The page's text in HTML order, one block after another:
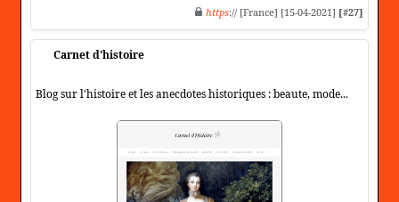
https:// [France] [15-04-2021] [#27]
Carnet d'histoire
Blog sur l'histoire et les anecdotes historiques : beaute, mode...